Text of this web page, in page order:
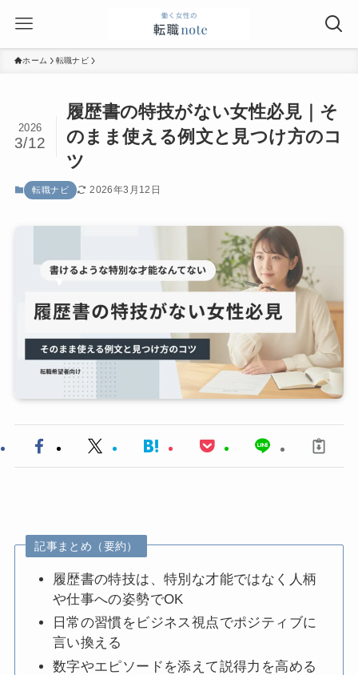
ホーム 転職ナビ
履歴書の特技がない女性必見｜そ
のまま使える例文と見つけ方のコ
ツ
2026
3/12
転職ナビ 2026年3月12日
記事まとめ（要約）
履歴書の特技は、特別な才能ではなく人柄
や仕事への姿勢でOK
日常の習慣をビジネス視点でポジティブに
言い換える
数字やエピソードを添えて説得力を高める